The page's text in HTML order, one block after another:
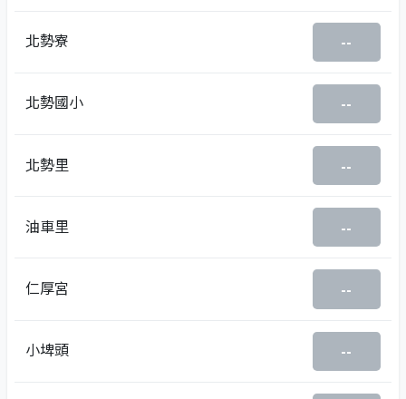
北勢寮 --
北勢國小 --
北勢里 --
油車里 --
仁厚宮 --
小埤頭 --